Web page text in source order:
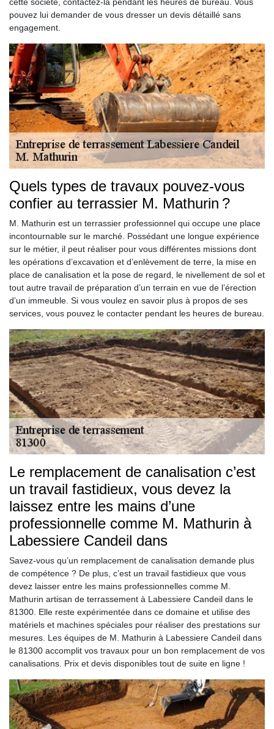
pouvez lui demander de vous dresser un devis détaillé sans
engagement.
Quels types de travaux pouvez-vous
confier au terrassier M. Mathurin ?
M. Mathurin est un terrassier professionnel qui occupe une place
incontournable sur le marché. Possédant une longue expérience
sur le métier, il peut réaliser pour vous différentes missions dont
les opérations d’excavation et d’enlèvement de terre, la mise en
place de canalisation et la pose de regard, le nivellement de sol et
tout autre travail de préparation d’un terrain en vue de l’érection
d’un immeuble. Si vous voulez en savoir plus à propos de ses
services, vous pouvez le contacter pendant les heures de bureau.
Le remplacement de canalisation c’est
un travail fastidieux, vous devez la
laissez entre les mains d’une
professionnelle comme M. Mathurin à
Labessiere Candeil dans
Savez-vous qu’un remplacement de canalisation demande plus
de compétence ? De plus, c’est un travail fastidieux que vous
devez laisser entre les mains professionnelles comme M.
Mathurin artisan de terrassement à Labessiere Candeil dans le
81300. Elle reste expérimentée dans ce domaine et utilise des
matériels et machines spéciales pour réaliser des prestations sur
mesures. Les équipes de M. Mathurin à Labessiere Candeil dans
le 81300 accomplit vos travaux pour un bon remplacement de vos
canalisations. Prix et devis disponibles tout de suite en ligne !